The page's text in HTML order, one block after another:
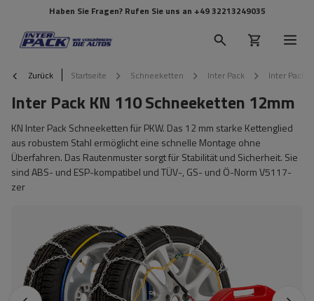
Haben Sie Fragen? Rufen Sie uns an +49 32213249035
Zurück Startseite Schneeketten Inter Pack Inter Pack
Inter Pack KN 110 Schneeketten 12mm
KN Inter Pack Schneeketten für PKW. Das 12 mm starke Kettenglied
aus robustem Stahl ermöglicht eine schnelle Montage ohne
Überfahren. Das Rautenmuster sorgt für Stabilität und Sicherheit. Sie
sind ABS- und ESP-kompatibel und TÜV-, GS- und Ö-Norm V5117-
zer